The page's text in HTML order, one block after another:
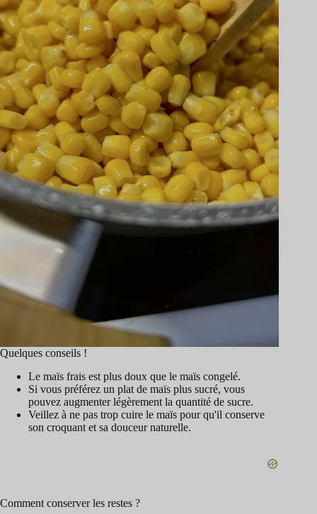
Quelques conseils !
Le maïs frais est plus doux que le maïs congelé.
Si vous préférez un plat de maïs plus sucré, vous
pouvez augmenter légèrement la quantité de sucre.
Veillez à ne pas trop cuire le maïs pour qu'il conserve
son croquant et sa douceur naturelle.
Comment conserver les restes ?